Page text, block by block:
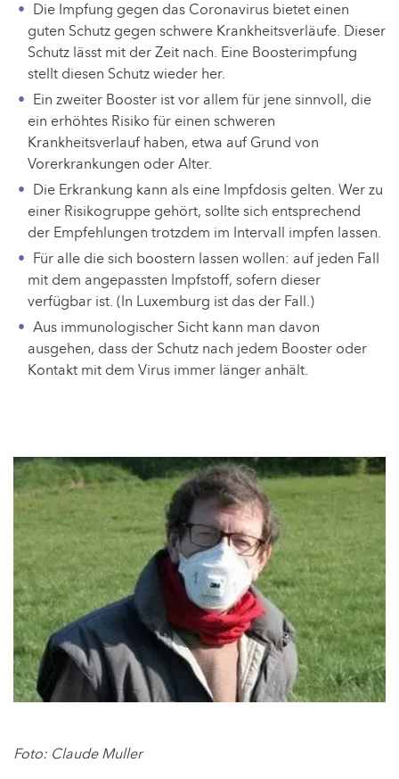
Die Impfung gegen das Coronavirus bietet einen
guten Schutz gegen schwere Krankheitsverläufe. Dieser
Schutz lässt mit der Zeit nach. Eine Boosterimpfung
stellt diesen Schutz wieder her.
Ein zweiter Booster ist vor allem für jene sinnvoll, die
ein erhöhtes Risiko für einen schweren
Krankheitsverlauf haben, etwa auf Grund von
Vorerkrankungen oder Alter.
Die Erkrankung kann als eine Impfdosis gelten. Wer zu
einer Risikogruppe gehört, sollte sich entsprechend
der Empfehlungen trotzdem im Intervall impfen lassen.
Für alle die sich boostern lassen wollen: auf jeden Fall
mit dem angepassten Impfstoff, sofern dieser
verfügbar ist. (In Luxemburg ist das der Fall.)
Aus immunologischer Sicht kann man davon
ausgehen, dass der Schutz nach jedem Booster oder
Kontakt mit dem Virus immer länger anhält.
Foto: Claude Muller